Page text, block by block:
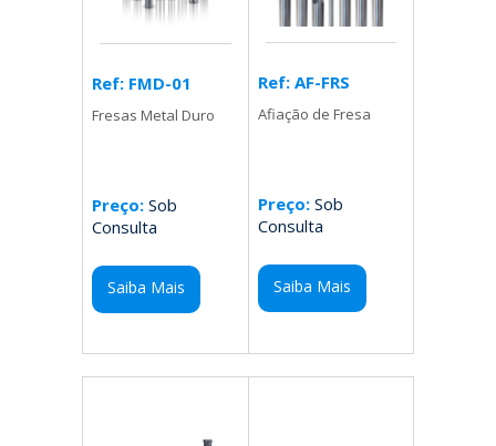
Ref: FMD-01
Fresas Metal Duro
Preço: Sob
Consulta
Saiba Mais
Ref: AF-FRS
Afiação de Fresa
Preço:Sob
Consulta
Saiba Mais